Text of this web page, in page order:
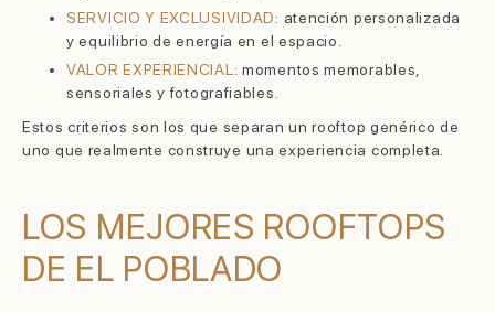
SERVICIO Y EXCLUSIVIDAD: atención personalizada
y equilibrio de energía en el espacio.
VALOR EXPERIENCIAL: momentos memorables,
sensoriales y fotografiables.
Estos criterios son los que separan un rooftop genérico de
uno que realmente construye una experiencia completa.
LOS MEJORES ROOFTOPS
DE EL POBLADO